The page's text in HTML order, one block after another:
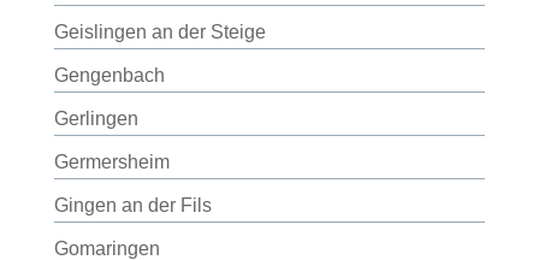
Geislingen an der Steige
Gengenbach
Gerlingen
Germersheim
Gingen an der Fils
Gomaringen